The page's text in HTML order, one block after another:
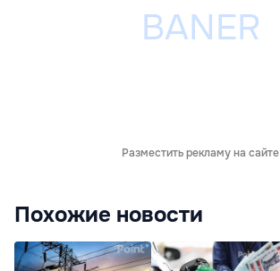
Разместить рекламу на сайте
Похожие новости